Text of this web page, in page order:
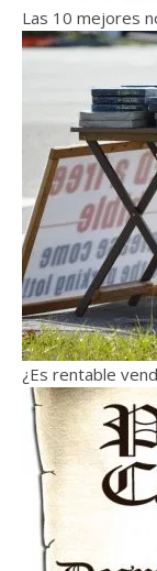
Las 10 mejores
¿Es rentable